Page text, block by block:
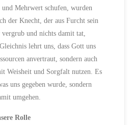
und Mehrwert schufen, wurden
der Knecht, der aus Furcht sein
und nichts damit tat,
lehrt uns, dass Gott uns
anvertraut, sondern auch
Weisheit und Sorgfalt nutzen. Es
uns gegeben wurde, sondern
umgehen.
Rolle